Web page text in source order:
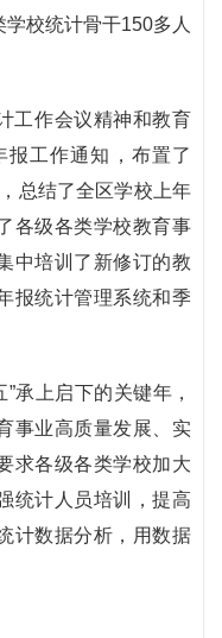
校统计骨干150多人
工作会议精神和教育
报工作通知，布置了
总结了全区学校上年
各级各类学校教育事
中培训了新修订的教
报统计管理系统和季
承上启下的关键年，
事业高质量发展、实
求各级各类学校加大
统计人员培训，提高
计数据分析，用数据